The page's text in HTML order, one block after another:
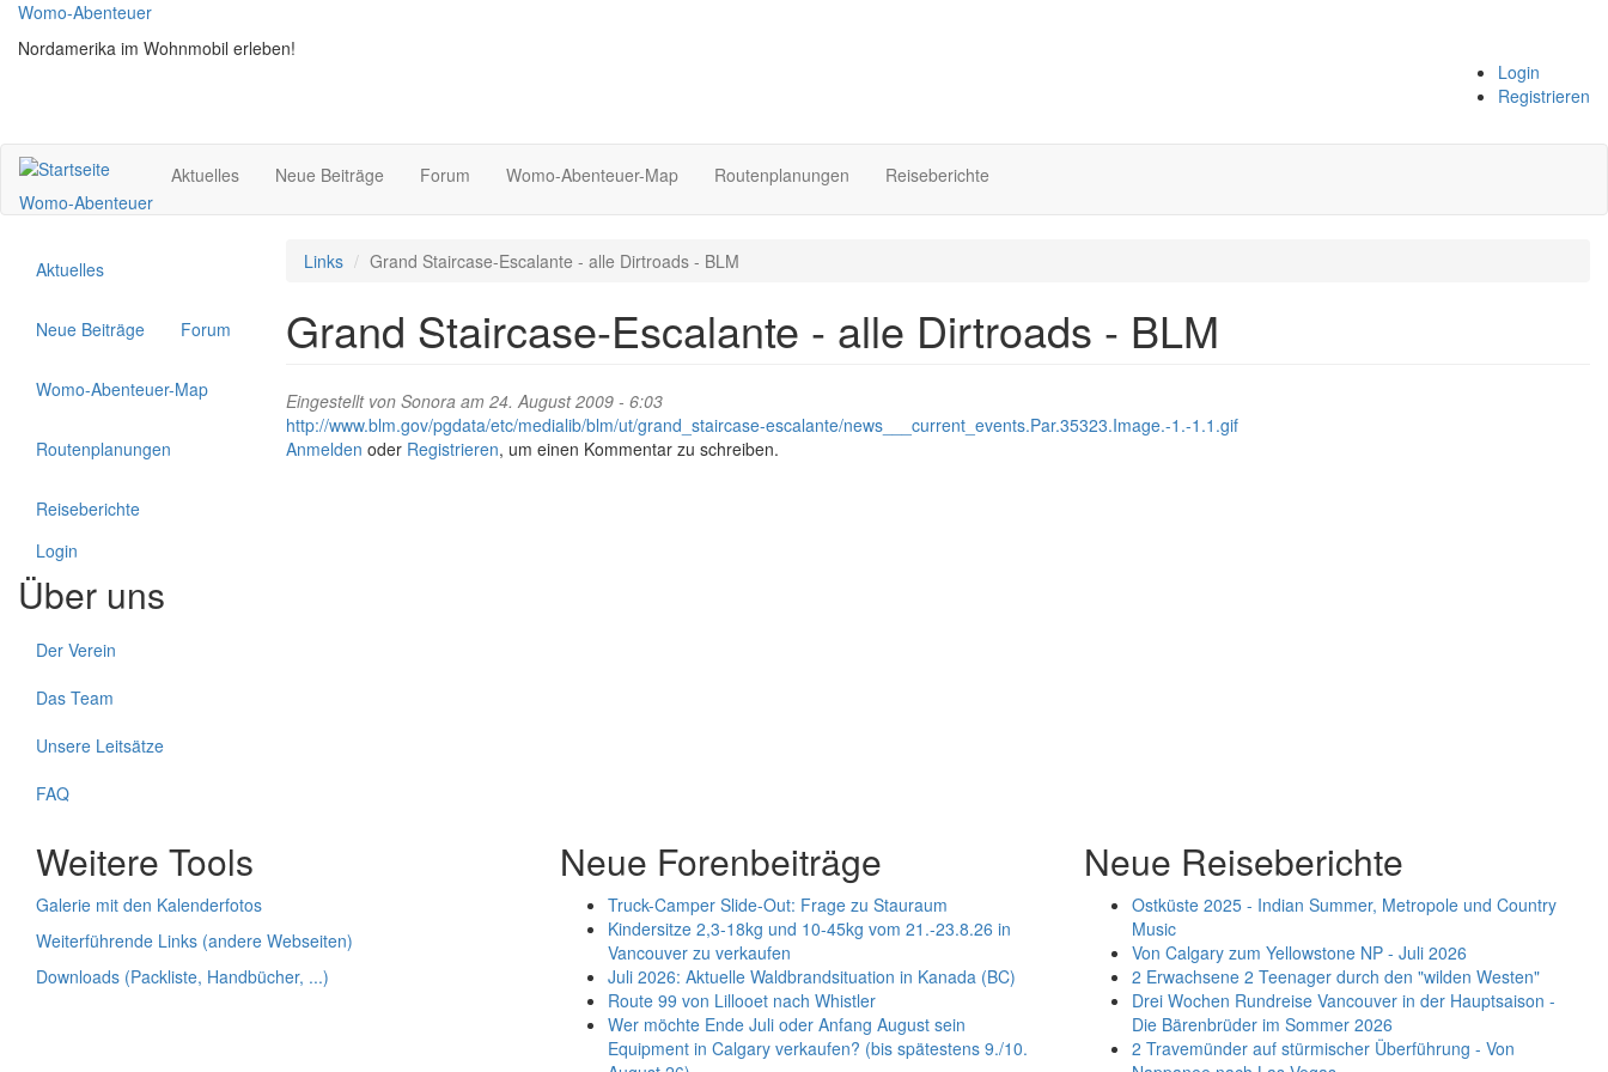
Direkt
zum
Inhalt
Womo-Abenteuer
Nordamerika im Wohnmobil erleben!
Login
Registrieren
Womo-Abenteuer
Aktuelles Neue Beiträge Forum Womo-Abenteuer-Map Routenplanungen Reiseberichte
Aktuelles
Neue Beiträge Forum
Womo-Abenteuer-Map
Routenplanungen
Reiseberichte
Login
Über uns
Der Verein
Das Team
Unsere Leitsätze
FAQ
Links Grand Staircase-Escalante - alle Dirtroads - BLM
Grand Staircase-Escalante - alle Dirtroads - BLM
Eingestellt von Sonora am 24. August 2009 - 6:03
http://www.blm.gov/pgdata/etc/medialib/blm/ut/grand_staircase-escalante/news___current_events.Par.35323.Image.-1.-1.1.gif
Anmelden oder Registrieren, um einen Kommentar zu schreiben.
Weitere Tools
Galerie mit den Kalenderfotos
Weiterführende Links (andere Webseiten)
Downloads (Packliste, Handbücher, ...)
Neue Forenbeiträge
Truck-Camper Slide-Out: Frage zu Stauraum
Kindersitze 2,3-18kg und 10-45kg vom 21.-23.8.26 in
Vancouver zu verkaufen
Juli 2026: Aktuelle Waldbrandsituation in Kanada (BC)
Route 99 von Lillooet nach Whistler
Wer möchte Ende Juli oder Anfang August sein
Equipment in Calgary verkaufen? (bis spätestens 9./10.
Neue Reiseberichte
Ostküste 2025 - Indian Summer, Metropole und Country
Music
Von Calgary zum Yellowstone NP - Juli 2026
2 Erwachsene 2 Teenager durch den "wilden Westen"
Drei Wochen Rundreise Vancouver in der Hauptsaison -
Die Bärenbrüder im Sommer 2026
2 Travemünder auf stürmischer Überführung - Von